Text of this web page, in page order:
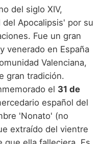
del siglo XIV,
Apocalipsis' por su
Fue un gran
venerado en España
Valenciana,
gran tradición.
el 31 de
español del
'Nonato' (no
extraído del vientre